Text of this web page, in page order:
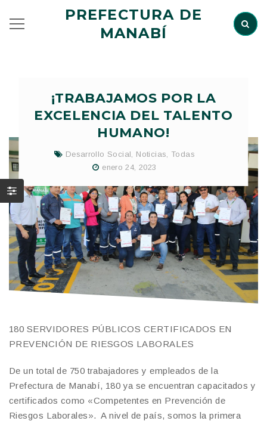
PREFECTURA DE
MANABÍ
¡TRABAJAMOS POR LA
EXCELENCIA DEL TALENTO
HUMANO!
Desarrollo Social Noticias
Todas
enero 24, 2023
180 SERVIDORES PÚBLICOS CERTIFICADOS EN
PREVENCIÓN DE RIESGOS LABORALES
De un total de 750 trabajadores y empleados de la
Prefectura de Manabí, 180 ya se encuentran capacitados y
certificados como «Competentes en Prevención de
Riesgos Laborales». A nivel de país, somos la primera